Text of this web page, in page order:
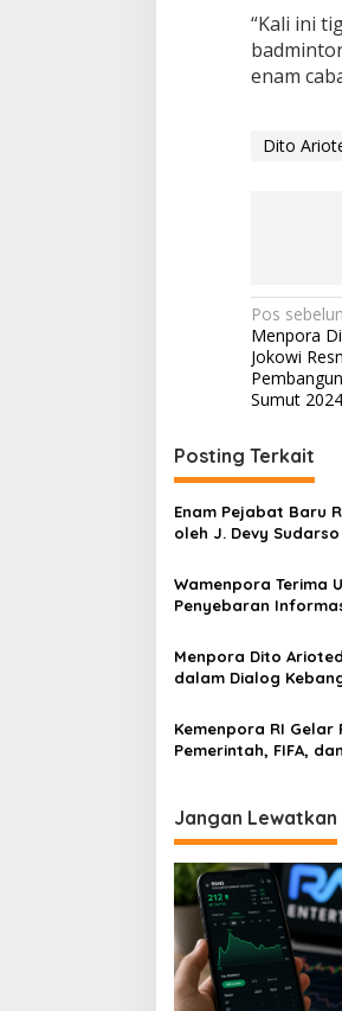
“Kali ini
enam
Dito
pos
Pos
Menpora
Jokowi
Sumut 2024
Posting Terkait
Enam Pejabat Baru
oleh J. Devy Sudarso
Wamenpora Terima
Penyebaran
Menpora Dito
dalam Dialog
Kemenpora RI Gelar
Pemerintah, FIFA,
Jangan Lewatkan